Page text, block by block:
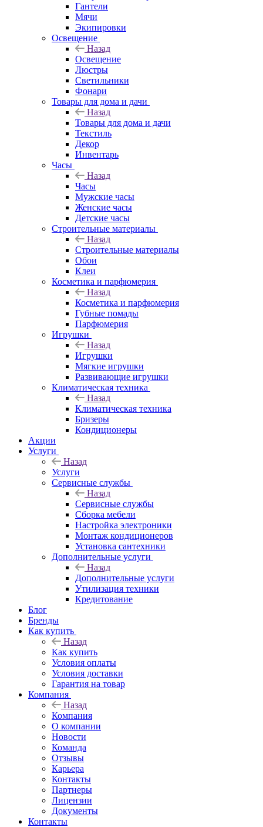
Гантели
Мячи
Экипировки
Освещение
Назад
Освещение
Люстры
Светильники
Фонари
Товары для дома и дачи
Назад
Товары для дома и дачи
Текстиль
Декор
Инвентарь
Часы
Назад
Часы
Мужские часы
Женские часы
Детские часы
Строительные материалы
Назад
Строительные материалы
Обои
Клеи
Косметика и парфюмерия
Назад
Косметика и парфюмерия
Губные помады
Парфюмерия
Игрушки
Назад
Игрушки
Мягкие игрушки
Развивающие игрушки
Климатическая техника
Назад
Климатическая техника
Бризеры
Кондиционеры
Акции
Услуги
Назад
Услуги
Сервисные службы
Назад
Сервисные службы
Сборка мебели
Настройка электроники
Монтаж кондиционеров
Установка сантехники
Дополнительные услуги
Назад
Дополнительные услуги
Утилизация техники
Кредитование
Блог
Бренды
Как купить
Назад
Как купить
Условия оплаты
Условия доставки
Гарантия на товар
Компания
Назад
Компания
О компании
Новости
Команда
Отзывы
Карьера
Контакты
Партнеры
Лицензии
Документы
Контакты